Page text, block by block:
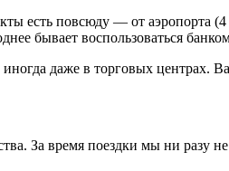
повсюду — от аэропорта (4
бывает воспользоваться
даже в торговых центрах.
За время поездки мы ни